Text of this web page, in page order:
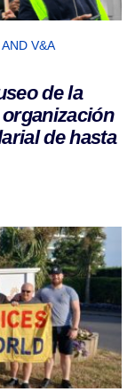
V&A
de la
de hasta